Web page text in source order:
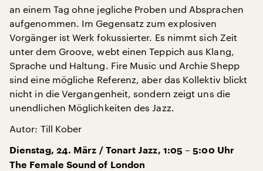
an einem Tag ohne jegliche Proben und Absprachen
aufgenommen. Im Gegensatz zum explosiven
Vorgänger ist Werk fokussierter. Es nimmt sich Zeit
unter dem Groove, webt einen Teppich aus Klang,
Sprache und Haltung. Fire Music und Archie Shepp
sind eine mögliche Referenz, aber das Kollektiv blickt
nicht in die Vergangenheit, sondern zeigt uns die
unendlichen Möglichkeiten des Jazz.
Autor: Till Kober
Dienstag, 24. März / Tonart Jazz, 1:05 – 5:00 Uhr
The Female Sound of London